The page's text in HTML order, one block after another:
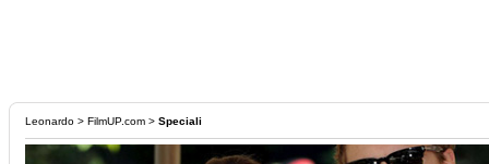
Leonardo > FilmUP.com > Speciali